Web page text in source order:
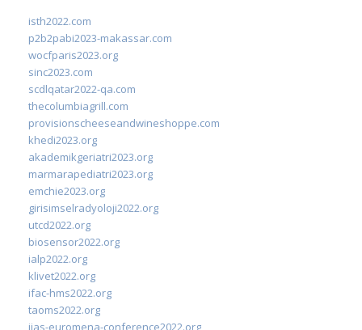
isth2022.com
p2b2pabi2023-makassar.com
wocfparis2023.org
sinc2023.com
scdlqatar2022-qa.com
thecolumbiagrill.com
provisionscheeseandwineshoppe.com
khedi2023.org
akademikgeriatri2023.org
marmarapediatri2023.org
emchie2023.org
girisimselradyoloji2022.org
utcd2022.org
biosensor2022.org
ialp2022.org
klivet2022.org
ifac-hms2022.org
taoms2022.org
iias-euromena-conference2022.org